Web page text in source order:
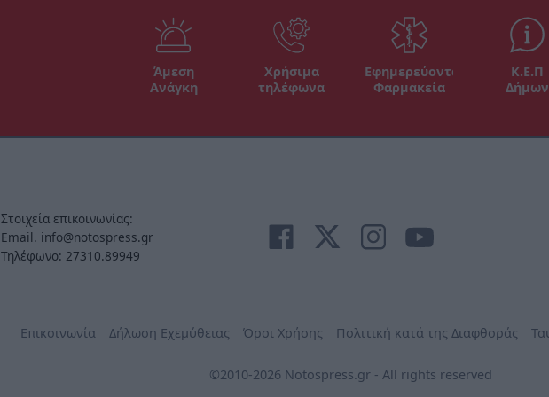
Άμεση
Ανάγκη
Χρήσιμα
τηλέφωνα
Εφημερεύοντα
Φαρμακεία
Κ.Ε.Π
Δήμων
Στοιχεία επικοινωνίας:
Email. info@notospress.gr
Τηλέφωνο: 27310.89949
Επικοινωνία Δήλωση Εχεμύθειας Όροι Χρήσης Πολιτική κατά της Διαφθοράς
©2010-2026 Notospress.gr - All rights reserved